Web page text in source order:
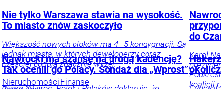
Nie tylko Warszawa stawia na wysokość.
To miasto znów zaskoczyło
Większość nowych bloków ma 4–5 kondygnacji. Są
jednak miasta, w których deweloperzy coraz
częściej budują znacznie wyżej.
Nieruchomości Finanse
do
Karol
koalicji
Nawrocki ma szansę na drugą kadencję?
Tak ocenili go Polacy. Sondaż dla „Wprost”